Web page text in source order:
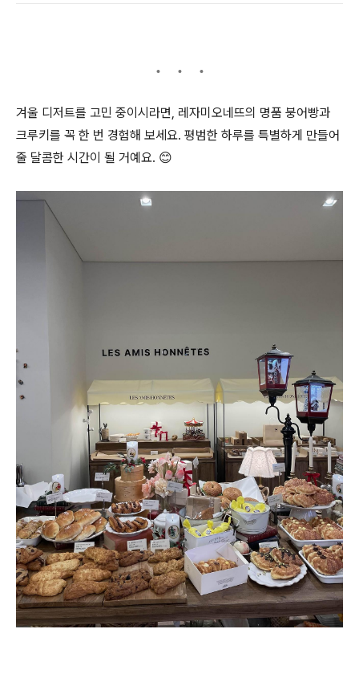
겨울 디저트를 고민 중이시라면, 레자미오네뜨의 명품 붕어빵과
크루키를 꼭 한 번 경험해 보세요. 평범한 하루를 특별하게 만들어
줄 달콤한 시간이 될 거예요. 😊